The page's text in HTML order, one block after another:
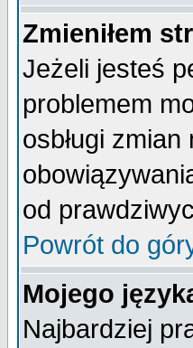
Zmieniłem
Jeżeli jesteś
problemem
osbługi
od
Powrót do
Mojego
Najbardziej